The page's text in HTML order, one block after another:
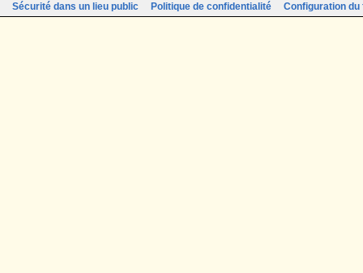
Sécurité dans un lieu public
Politique de confidentialité Configuration du